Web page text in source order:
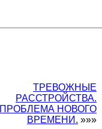
ТРЕВОЖНЫЕ
РАССТРОЙСТВА.
ПРОБЛЕМА НОВОГО
ВРЕМЕНИ. »»»